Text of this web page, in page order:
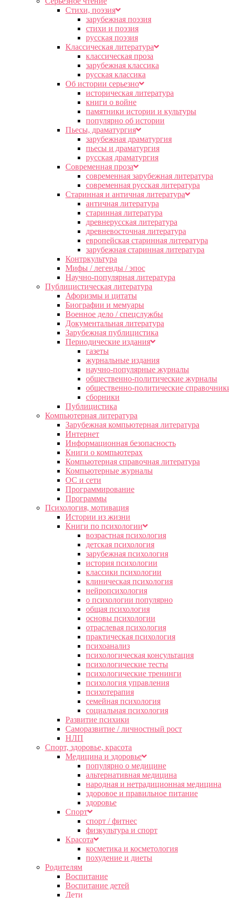
Cтихи, поэзия
зарубежная поэзия
стихи и поэзия
русская поэзия
Классическая литература
классическая проза
зарубежная классика
русская классика
Об истории серьезно
историческая литература
книги о войне
памятники истории и культуры
популярно об истории
Пьесы, драматургия
зарубежная драматургия
пьесы и драматургия
русская драматургия
Современная проза
современная зарубежная литература
современная русская литература
Старинная и античная литература
античная литература
старинная литература
древнерусская литература
древневосточная литература
европейская старинная литература
зарубежная старинная литература
Контркультура
Мифы / легенды / эпос
Научно-популярная литература
Публицистическая литература
Афоризмы и цитаты
Биографии и мемуары
Военное дело / спецслужбы
Документальная литература
Зарубежная публицистика
Периодические издания
газеты
журнальные издания
научно-популярные журналы
общественно-политические журналы
общественно-политические
сборники
Публицистика
Компьютерная литература
Зарубежная компьютерная литература
Интернет
Информационная безопасность
Книги о компьютерах
Компьютерная справочная литература
Компьютерные журналы
ОС и сети
Программирование
Программы
Психология, мотивация
Истории из жизни
Книги по психологии
возрастная психология
детская психология
зарубежная психология
история психологии
классики психологии
клиническая психология
нейропсихология
о психологии популярно
общая психология
основы психологии
отраслевая психология
практическая психология
психоанализ
психологическая консультация
психологические тесты
психологические тренинги
психология управления
психотерапия
семейная психология
социальная психология
Развитие психики
Саморазвитие / личностный рост
НЛП
Спорт, здоровье, красота
Медицина и здоровье
популярно о медицине
альтернативная медицина
народная и нетрадиционная медицина
здоровое и правильное питание
здоровье
Спорт
спорт / фитнес
физкультура и спорт
Красота
косметика и косметология
похудение и диеты
Родителям
Воспитание
Воспитание детей
Дети